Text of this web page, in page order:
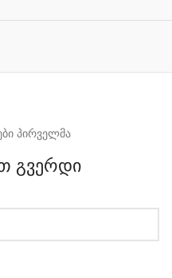
პირველმა
გვერდი